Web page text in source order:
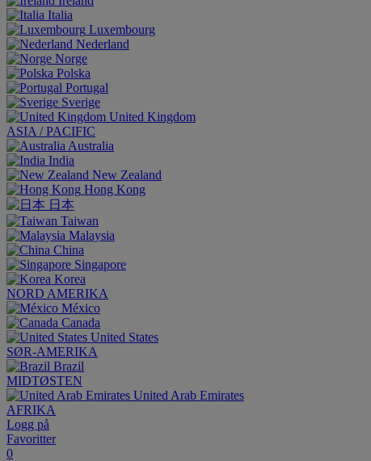
Italia
Luxembourg
Nederland
Norge
Polska
Portugal
Sverige
United Kingdom
ASIA / PACIFIC
Australia
India
New Zealand
Hong Kong
日本
Taiwan
Malaysia
China
Singapore
Korea
NORD AMERIKA
México
Canada
United States
SØR-AMERIKA
Brazil
MIDTØSTEN
United Arab Emirates
AFRIKA
Logg på
Favoritter
0